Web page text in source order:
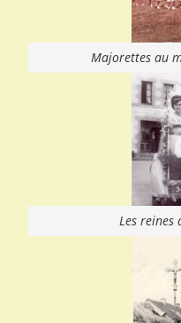
Majorettes au
Les reines